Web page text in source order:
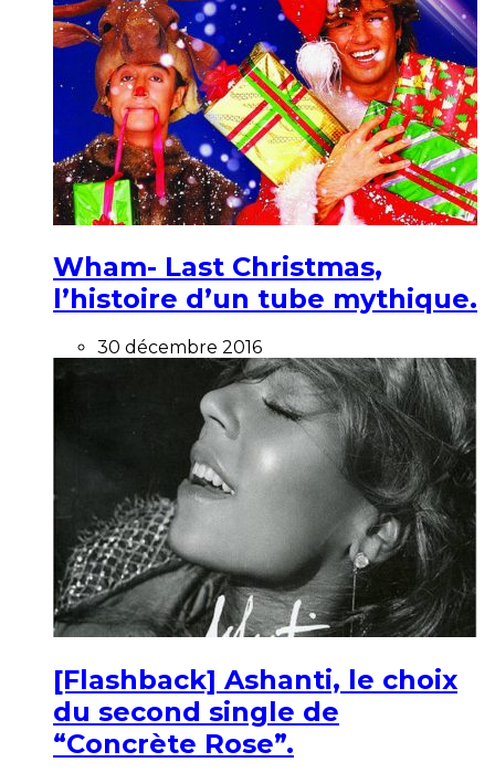
Wham- Last Christmas,
l’histoire d’un tube mythique.
30 décembre 2016
[Flashback] Ashanti, le choix
du second single de
“Concrète Rose”.